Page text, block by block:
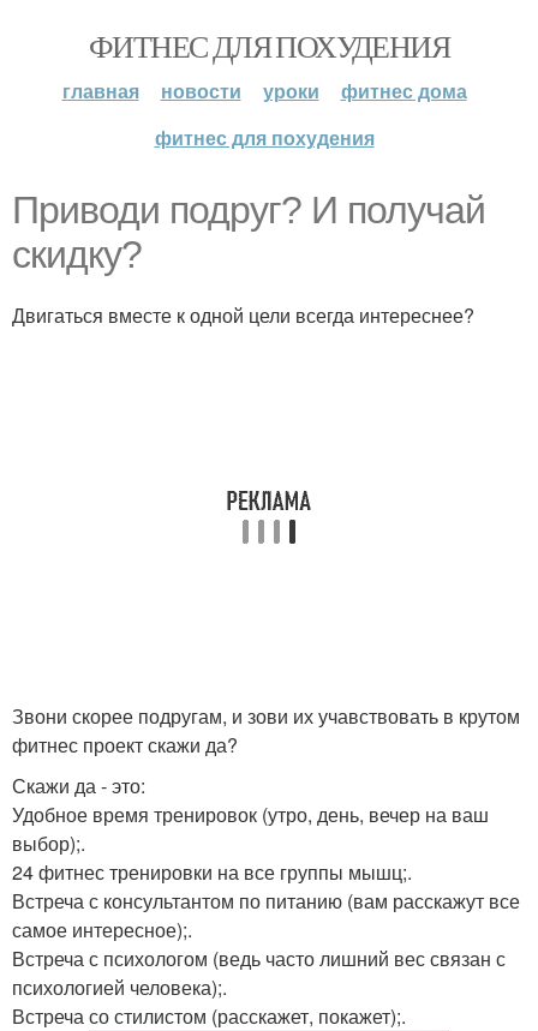
ФИТНЕС ДЛЯ ПОХУДЕНИЯ
главная новости уроки
фитнес дома
фитнес для похудения
Приводи подруг? И получай
скидку?
Двигаться вместе к одной цели всегда интереснее?
Звони скорее подругам, и зови их учавствовать в крутом
фитнес проект скажи да?
Скажи да - это:
Удобное время тренировок (утро, день, вечер на ваш
выбор);.
24 фитнес тренировки на все группы мышц;.
Встреча с консультантом по питанию (вам расскажут все
самое интересное);.
Встреча с психологом (ведь часто лишний вес связан с
психологией человека);.
Встреча со стилистом (расскажет, покажет);.